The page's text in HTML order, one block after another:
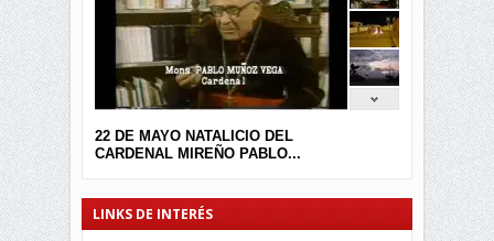
22 DE MAYO NATALICIO DEL
CARDENAL MIREÑO PABLO...
LINKS DE INTERÉS